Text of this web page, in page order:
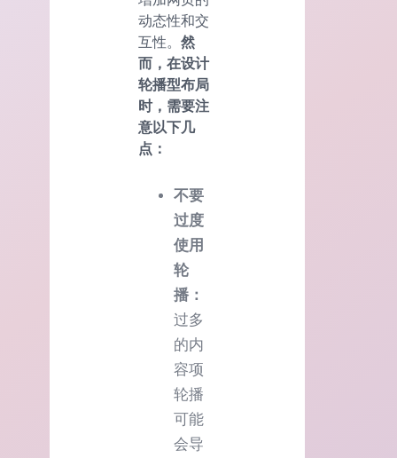
动态性和交
互性。 然
而，在设计
轮播型布局
时，需要注
意以下几
点：
不要
过度
使用
轮
播：
过多
的内
容项
轮播
可能
会导